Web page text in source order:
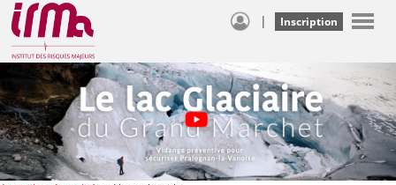
| Inscription